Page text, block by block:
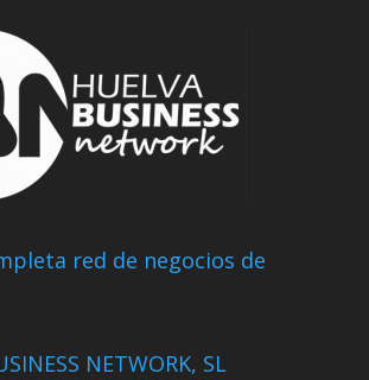
red de negocios de
NETWORK, SL